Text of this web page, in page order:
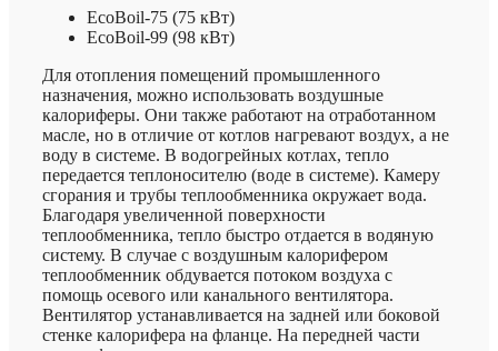
EcoBoil-75 (75 кВт)
EcoBoil-99 (98 кВт)
Для отопления помещений промышленного
назначения, можно использовать воздушные
калориферы. Они также работают на отработанном
масле, но в отличие от котлов нагревают воздух, а не
воду в системе. В водогрейных котлах, тепло
передается теплоносителю (воде в системе). Камеру
сгорания и трубы теплообменника окружает вода.
Благодаря увеличенной поверхности
теплообменника, тепло быстро отдается в водяную
систему. В случае с воздушным калорифером
теплообменник обдувается потоком воздуха с
помощь осевого или канального вентилятора.
Вентилятор устанавливается на задней или боковой
стенке калорифера на фланце. На передней части